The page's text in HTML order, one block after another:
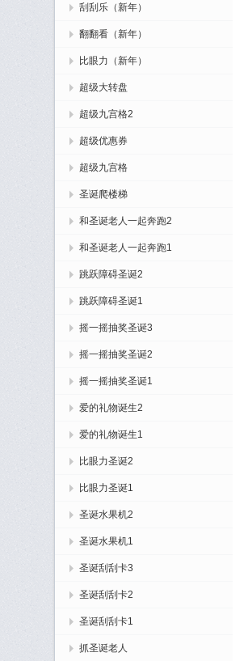
刮刮乐（新年）
翻翻看（新年）
比眼力（新年）
超级大转盘
超级九宫格2
超级优惠券
超级九宫格
圣诞爬楼梯
和圣诞老人一起奔跑2
和圣诞老人一起奔跑1
跳跃障碍圣诞2
跳跃障碍圣诞1
摇一摇抽奖圣诞3
摇一摇抽奖圣诞2
摇一摇抽奖圣诞1
爱的礼物诞生2
爱的礼物诞生1
比眼力圣诞2
比眼力圣诞1
圣诞水果机2
圣诞水果机1
圣诞刮刮卡3
圣诞刮刮卡2
圣诞刮刮卡1
抓圣诞老人